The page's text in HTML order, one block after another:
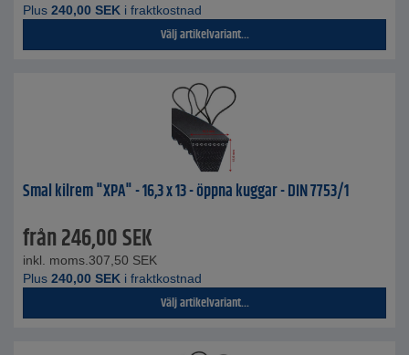
Plus 240,00 SEK i fraktkostnad
Välj artikelvariant...
Smal kilrem "XPA" - 16,3 x 13 - öppna kuggar - DIN 7753/1
från246,00SEK
inkl. moms. 307,50 SEK
Plus 240,00 SEK i fraktkostnad
Välj artikelvariant...